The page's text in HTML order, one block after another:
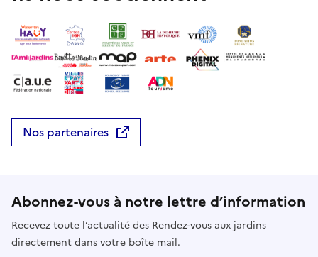
Nos partenaires
Abonnez-vous à notre lettre d’information
Recevez toute l’actualité des Rendez-vous aux jardins
directement dans votre boîte mail.